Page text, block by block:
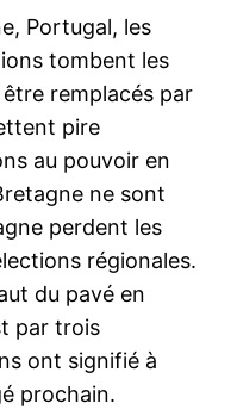
Portugal, les
tombent les
remplacés par
pire
au pouvoir en
ne sont
perdent les
régionales.
du pavé en
par trois
ont signifié à
prochain.